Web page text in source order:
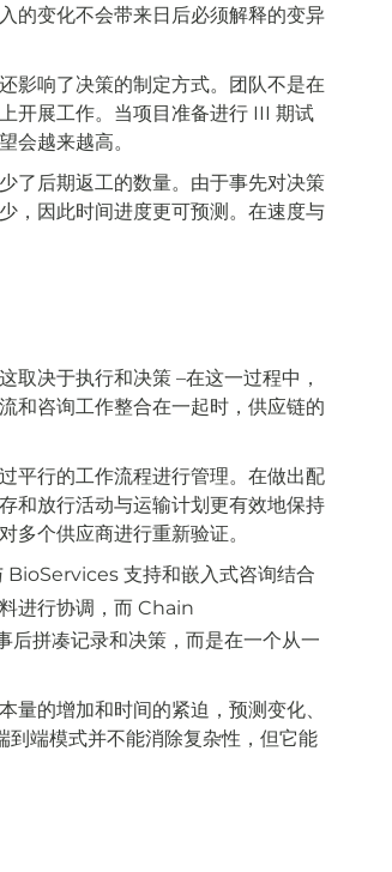
的变化不会带来日后必须解释的变异
影响了决策的制定方式。团队不是在
开展工作。当项目准备进行 III 期试
会越来越高。
了后期返工的数量。由于事先对决策
，因此时间进度更可预测。在速度与
取决于执行和决策 –在这一过程中，
和咨询工作整合在一起时，供应链的
平行的工作流程进行管理。在做出配
和放行活动与运输计划更有效地保持
多个供应商进行重新验证。
支持和嵌入式咨询结合
进行协调，而 Chain
后拼凑记录和决策，而是在一个从一
的增加和时间的紧迫，预测变化、
到端模式并不能消除复杂性，但它能